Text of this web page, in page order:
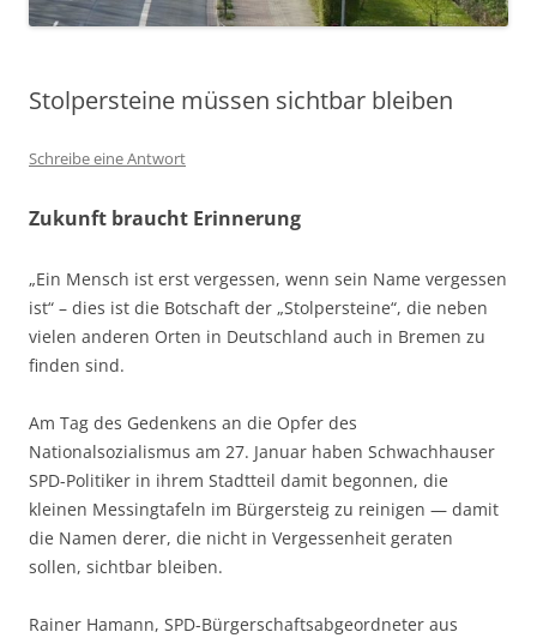
Stolpersteine müssen sichtbar bleiben
Schreibe eine Antwort
Zukunft braucht Erinnerung
„Ein Mensch ist erst vergessen, wenn sein Name vergessen
ist“ – dies ist die Botschaft der „Stolpersteine“, die neben
vielen anderen Orten in Deutschland auch in Bremen zu
finden sind.
Am Tag des Gedenkens an die Opfer des
Nationalsozialismus am 27. Januar haben Schwachhauser
SPD-Politiker in ihrem Stadtteil damit begonnen, die
kleinen Messingtafeln im Bürgersteig zu reinigen — damit
die Namen derer, die nicht in Vergessenheit geraten
sollen, sichtbar bleiben.
Rainer Hamann, SPD-Bürgerschaftsabgeordneter aus